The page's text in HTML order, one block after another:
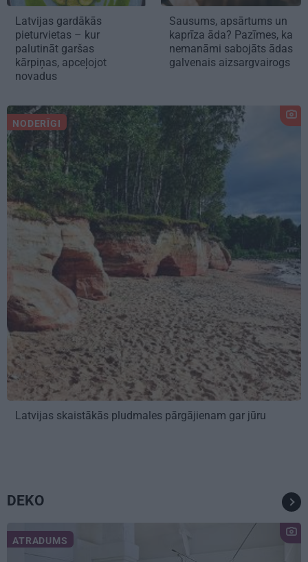
Latvijas gardākās
pieturvietas – kur
palutināt garšas
kārpiņas, apceļojot
novadus
Sausums, apsārtums un
kaprīza āda? Pazīmes, ka
nemanāmi sabojāts ādas
galvenais aizsargvairogs
NODERĪGI
Latvijas skaistākās pludmales pārgājienam gar jūru
DEKO
ATRADUMS